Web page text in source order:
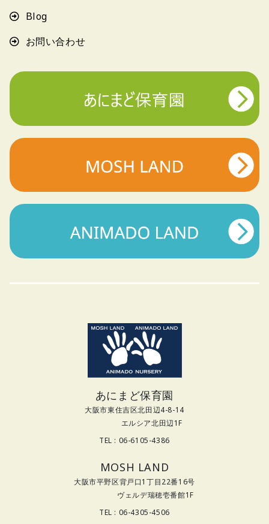
Blog
お問い合わせ
あにまど保育園
大阪市東住吉区北田辺4-8-14
エルシア北田辺1F
TEL : 06-6105-4386
MOSH LAND
大阪市平野区背戸口1丁目22番16号
ヴェルデ瑞穂壱番館1F
TEL : 06-4305-4506